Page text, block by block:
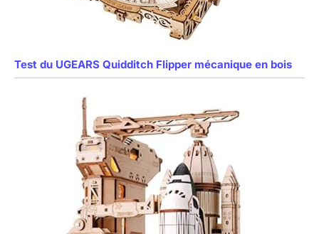
Test du UGEARS Quidditch Flipper mécanique en bois